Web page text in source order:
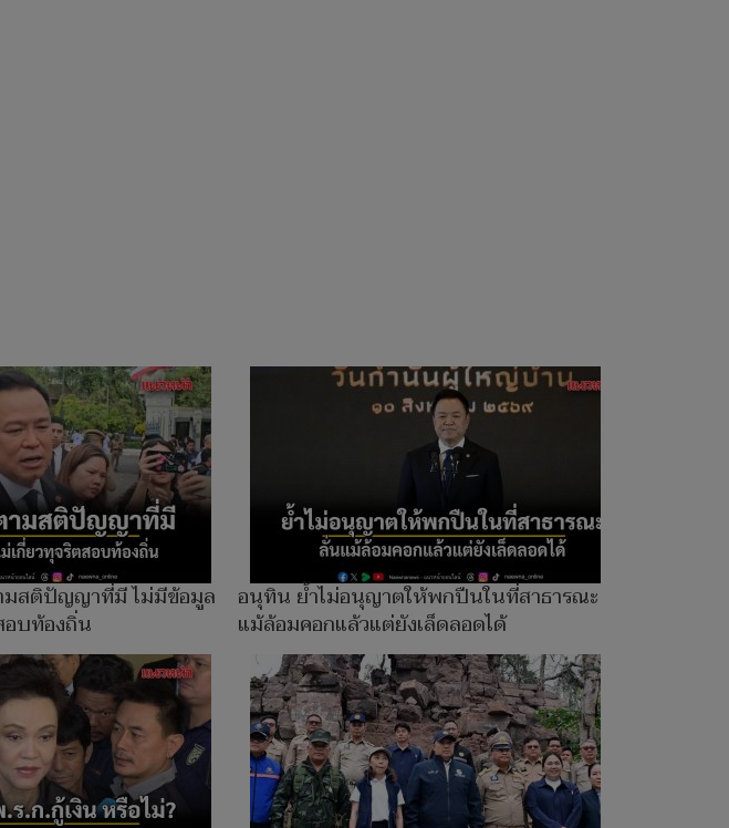
สติปัญญาที่มี ไม่มีข้อมูล
อบท้องถิ่น
อนุทิน ย้ำไม่อนุญาตให้พกปืนในที่สาธารณะ ลั่น
แม้ล้อมคอกแล้วแต่ยังเล็ดลอดได้